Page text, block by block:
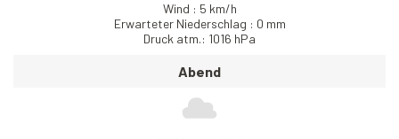
Wind : 5 km/h
Erwarteter Niederschlag : 0 mm
Druck atm.: 1016 hPa
Abend